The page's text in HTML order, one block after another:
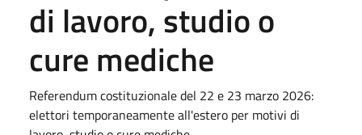
di lavoro, studio o
cure mediche
Referendum costituzionale del 22 e 23 marzo 2026:
elettori temporaneamente all'estero per motivi di